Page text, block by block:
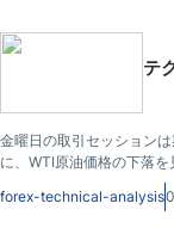
テ
金曜日の取引セッション
に、WTI原油価格の下落
持)を提供し、市場が回復
forex-technical-analysis